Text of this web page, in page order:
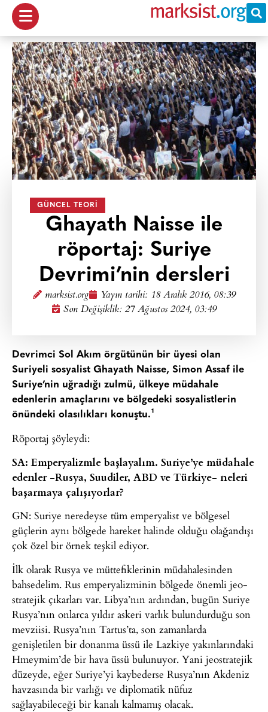
GÜNCEL TEORI
Ghayath Naisse ile
röportaj: Suriye
Devrimi’nin dersleri
marksist.org Yayın tarihi: 18 Aralık 2016, 08:39
Son Değişiklik: 27 Ağustos 2024, 03:49
Devrimci Sol Akım örgütünün bir üyesi olan
Suriyeli sosyalist Ghayath Naisse, Simon Assaf ile
Suriye’nin uğradığı zulmü, ülkeye müdahale
edenlerin amaçlarını ve bölgedeki sosyalistlerin
önündeki olasılıkları konuştu.¹
Röportaj şöyleydi:
SA: Emperyalizmle başlayalım. Suriye’ye müdahale
edenler -Rusya, Suudiler, ABD ve Türkiye- neleri
başarmaya çalışıyorlar?
GN: Suriye neredeyse tüm emperyalist ve bölgesel
güçlerin aynı bölgede hareket halinde olduğu olağandışı
çok özel bir örnek teşkil ediyor.
İlk olarak Rusya ve müttefiklerinin müdahalesinden
bahsedelim. Rus emperyalizminin bölgede önemli jeo-
stratejik çıkarları var. Libya’nın ardından, bugün Suriye
Rusya’nın onlarca yıldır askeri varlık bulundurduğu son
mevziisi. Rusya’nın Tartus’ta, son zamanlarda
genişletilen bir donanma üssü ile Lazkiye yakınlarındaki
Hmeymim’de bir hava üssü bulunuyor. Yani jeostratejik
düzeyde, eğer Suriye’yi kaybederse Rusya’nın Akdeniz
havzasında bir varlığı ve diplomatik nüfuz
sağlayabileceği bir kanalı kalmamış olacak.